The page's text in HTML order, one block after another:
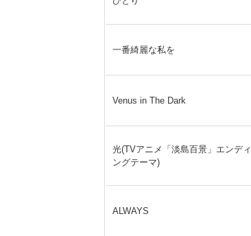
一番綺麗な私を
Venus in The Dark
光(TVアニメ「淡島百景」エンディ
ングテーマ)
ALWAYS